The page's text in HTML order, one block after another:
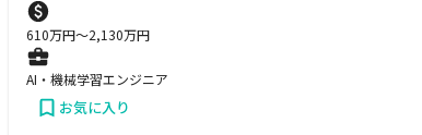
610万円〜2,130万円
AI・機械学習エンジニア
お気に入り